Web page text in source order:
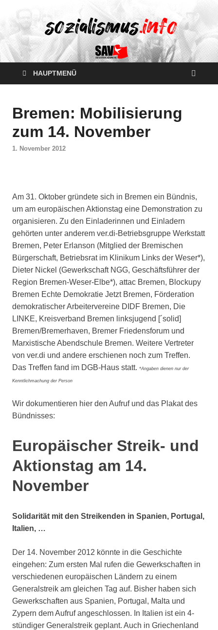
HAUPTMENÜ
Bremen: Mobilisierung
zum 14. November
1. November 2012
Am 31. Oktober gründete sich in Bremen ein Bündnis,
um am europäischen Aktionstag eine Demonstration zu
organisieren. Zu den Einladerinnen und Einladern
gehörten unter anderem ver.di-Betriebsgruppe Werkstatt
Bremen, Peter Erlanson (Mitglied der Bremischen
Bürgerschaft, Betriebsrat im Klinikum Links der Weser*),
Dieter Nickel (Gewerkschaft NGG, Geschäftsführer der
Region Bremen-Weser-Elbe*), attac Bremen, Blockupy
Bremen Echte Demokratie Jetzt Bremen, Förderation
demokratischer Arbeitervereine DIDF Bremen, Die
LINKE, Kreisverband Bremen linksjugend [´solid]
Bremen/Bremerhaven, Bremer Friedensforum und
Marxistische Abendschule Bremen. Weitere Vertreter
von ver.di und andere erschienen noch zum Treffen.
Das Treffen fand im DGB-Haus statt. *Angaben dienen nur der
Kenntlichmachung der Person
Wir dokumentieren hier den Aufruf und das Plakat des
Bündnisses:
Europäischer Streik- und
Aktionstag am 14.
November
Solidarität mit den Streikenden in Spanien, Portugal,
Italien, …
Der 14. November 2012 könnte in die Geschichte
eingehen: Zum ersten Mal rufen die Gewerkschaften in
verschiedenen europäischen Ländern zu einem
Generalstreik am gleichen Tag auf. Bisher haben sich
Gewerkschaften aus Spanien, Portugal, Malta und
Zypern dem Aufruf angeschlossen. In Italien ist ein 4-
stündiger Generalstreik geplant. Auch in Griechenland